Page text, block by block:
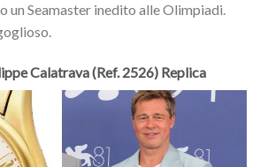
un Seamaster inedito alle Olimpiadi.
Calatrava (Ref. 2526) Replica